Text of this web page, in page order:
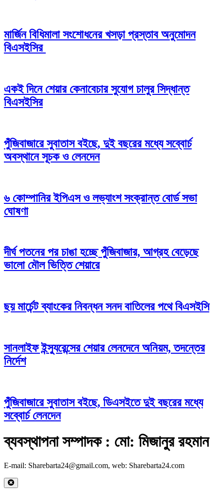
মার্জিন বিধিমালা সংশোধনের খসড়া প্রস্তাব অনুমোদন
বিএসইসির
একই দিনে শেয়ার কেনাবেচার সুযোগ চালুর সিদ্ধান্ত
বিএসইসির
পুঁজিবাজারে সুবাতাস বইছে, দুই বছরের মধ্যে সব্বোর্চ
অবস্থানে সূচক ও লেনদেন
৬ কোম্পানির ইপিএস ও লভ্যাংশ সংক্রান্ত বোর্ড সভা
ঘোষণা
দীর্ঘ পতনের পর চাঙা হচ্ছে পুঁজিবাজার, আগ্রহ বেড়েছে
ভালো মৌল ভিত্তি শেয়ারে
ছয় মার্চেন্ট ব্যাংকের নিবন্ধন সনদ বাতিলের পথে বিএসইসি
সানলাইফ ইন্স্যুরেন্সের শেয়ার লেনদেনে অনিয়ম, তদন্তের
নির্দেশ
পুঁজিবাজারে সুবাতাস বইছে, ডিএসইতে দুই বছরের মধ্যে
সব্বোর্চ লেনদেন
ব্যবস্থাপনা সম্পাদক : মো: মিজানুর রহমান
E-mail: Sharebarta24@gmail.com, web: Sharebarta24.com